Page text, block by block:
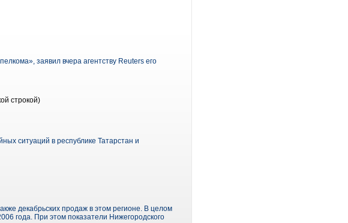
заявил вчера агентству Reuters его
строкой)
ситуаций в республике Татарстан и
декабрьских продаж в этом регионе. В целом
года. При этом показатели Нижегородского